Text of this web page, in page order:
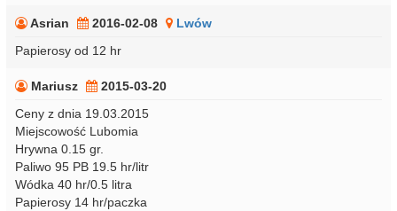
Asrian 2016-02-08
Lwów
Papierosy od 12 hr
Mariusz
2015-03-20
Ceny z dnia 19.03.2015
Miejscowość Lubomia
Hrywna 0.15 gr.
Paliwo 95 PB 19.5 hr/litr
Wódka 40 hr/0.5 litra
Papierosy 14 hr/paczka